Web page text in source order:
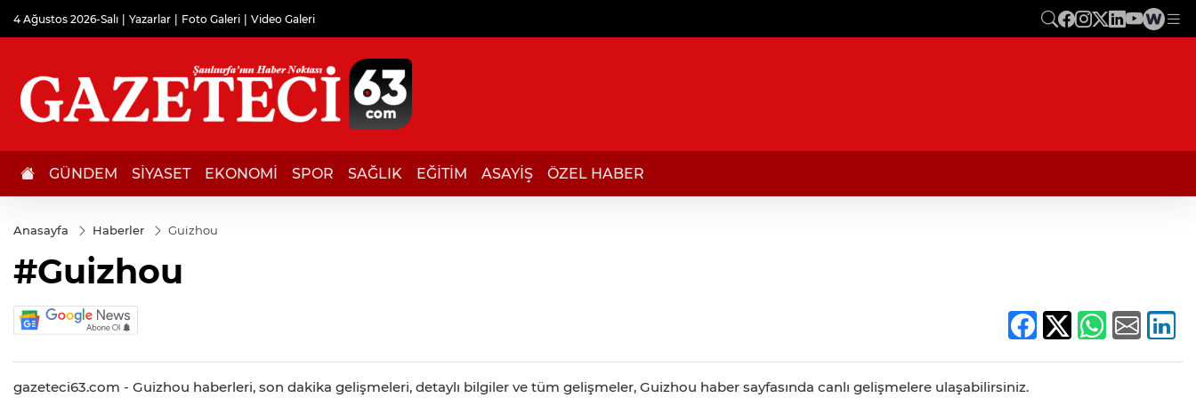
4 Ağustos 2026-Salı Yazarlar Foto Galeri Video Galeri
GÜNDEM SİYASET EKONOMİ SPOR SAĞLIK EĞİTİM ASAYİŞ ÖZEL HABER
Anasayfa Haberler Guizhou
#Guizhou
gazeteci63.com - Guizhou haberleri, son dakika gelişmeleri, detaylı bilgiler ve tüm gelişmeler, Guizhou haber sayfasında canlı gelişmelere ulaşabilirsiniz.